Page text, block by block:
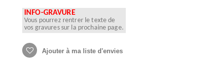
INFO-GRAVURE
Vous pourrez rentrer le texte de
vos gravures sur la prochaine page.
Ajouter à ma liste d'envies